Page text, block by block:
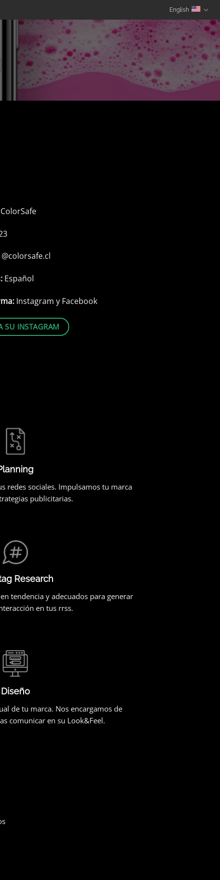
English
@colorsafe.cl
Español
Instagram y Facebook
SU INSTAGRAM
redes sociales. Impulsamos tu marca
publicitarias.
Research
tendencia y adecuados para generar
en tus rrss.
Diseño
de tu marca. Nos encargamos de
comunicar en su Look&Feel.